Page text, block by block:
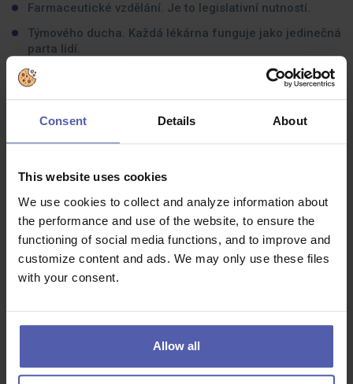
Consent Details About
This website uses cookies
We use cookies to collect and analyze information about
the performance and use of the website, to ensure the
functioning of social media functions, and to improve and
customize content and ads. We may only use these files
with your consent.
Allow all
Farmaceutické vzdělání. Je to legislativní nutností.
Týmového ducha. Každá lékárna funguje jako jedinečná
parta lidí.
Zájem o pacienta a jeho zdraví a ochotu poskytovat
kvalitní odborné poradenství.
Příjemné vystupování a spolehlivost.
Na předchozí praxi nezáleží. Máme vyvážený tým
farmaceutů. Vzájemně si pomáháme a své zkušenosti
Co dostanete na oplátku:
10 000 Kč/rok ve slevách na nákup v lékárnách BENU a
veškeré služby Center prevence s poradenstvím
3 000 Kč/rok příspěvek do Cafeterie
3 000 Kč/měsíc věrnostní bonus po 3 odpracovaných
letech